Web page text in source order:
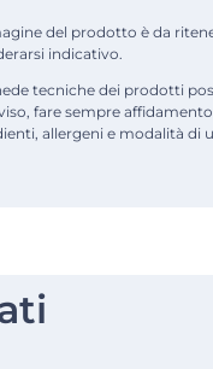
del prodotto è da
indicativo.
tecniche dei prodotti
fare sempre
allergeni e modalità di